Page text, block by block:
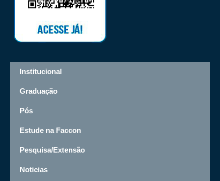
Institucional
Graduação
Pós
Estude na Faccon
Pesquisa/Extensão
Noticias